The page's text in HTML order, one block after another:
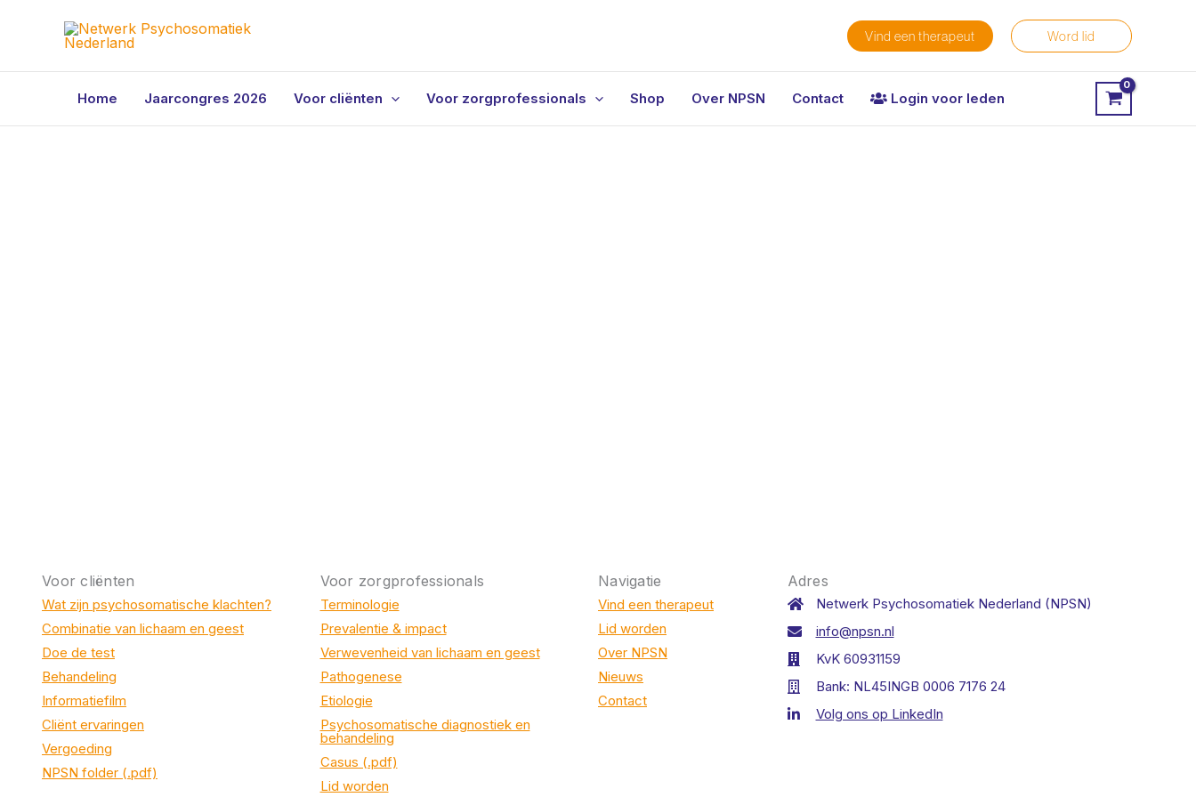
Vind een therapeut Word lid
Home Jaarcongres 2026 Voor cliënten Voor zorgprofessionals Shop Over NPSN Contact Login voor leden
Voor cliënten
Wat zijn psychosomatische klachten?
Combinatie van lichaam en geest
Doe de test
Behandeling
Informatiefilm
Cliënt ervaringen
Vergoeding
NPSN folder (.pdf)
Voor zorgprofessionals
Terminologie
Prevalentie & impact
Verwevenheid van lichaam en geest
Pathogenese
Etiologie
Psychosomatische diagnostiek en
behandeling
Casus (.pdf)
Lid worden
Navigatie
Vind een therapeut
Lid worden
Over NPSN
Nieuws
Contact
Adres
Netwerk Psychosomatiek Nederland (NPSN)
info@npsn.nl
KvK 60931159
Bank: NL45INGB 0006 7176 24
Volg ons op LinkedIn